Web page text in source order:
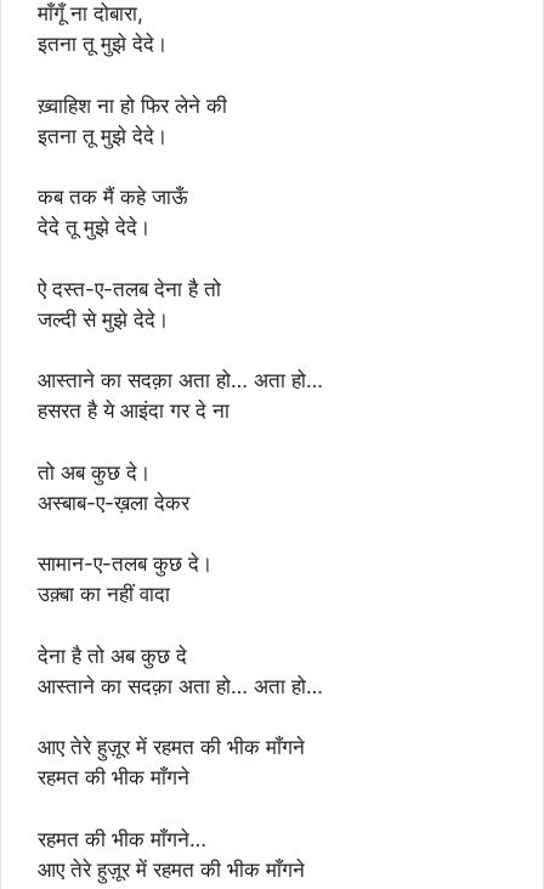
माँगूँ ना दोबारा,
इतना तू मुझे देदे।
ख़्वाहिश ना हो फिर लेने की
इतना तू मुझे देदे।
कब तक मैं कहे जाऊँ
देदे तू मुझे देदे।
ऐ दस्त-ए-तलब देना है तो
जल्दी से मुझे देदे।
आस्ताने का सदक़ा अता हो… अता हो…
हसरत है ये आइंदा गर दे ना
तो अब कुछ दे।
अस्बाब-ए-ख़ला देकर
सामान-ए-तलब कुछ दे।
उक़्बा का नहीं वादा
देना है तो अब कुछ दे
आस्ताने का सदक़ा अता हो… अता हो…
आए तेरे हुज़ूर में रहमत की भीक माँगने
रहमत की भीक माँगने
रहमत की भीक माँगने…
आए तेरे हुज़ूर में रहमत की भीक माँगने